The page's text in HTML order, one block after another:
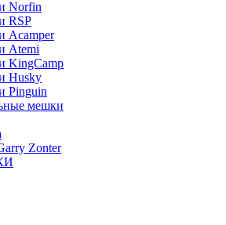
Norfin
RSP
Acamper
Atemi
KingCamp
Husky
Pinguin
мешки
Zonter